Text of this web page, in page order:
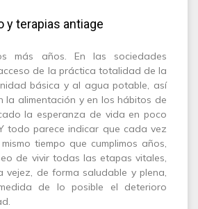
y terapias antiage
más años. En las sociedades
de la práctica totalidad de la
básica y al agua potable, así
la alimentación y en los hábitos de
la esperanza de vida en poco
todo parece indicar que cada vez
tiempo que cumplimos años,
de vivir todas las etapas vitales,
vejez, de forma saludable y plena,
de lo posible el deterioro